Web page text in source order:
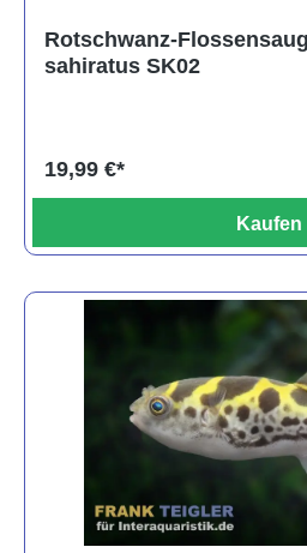
Rotschwanz-
sahiratus SK02
19,99 €*
Kaufen